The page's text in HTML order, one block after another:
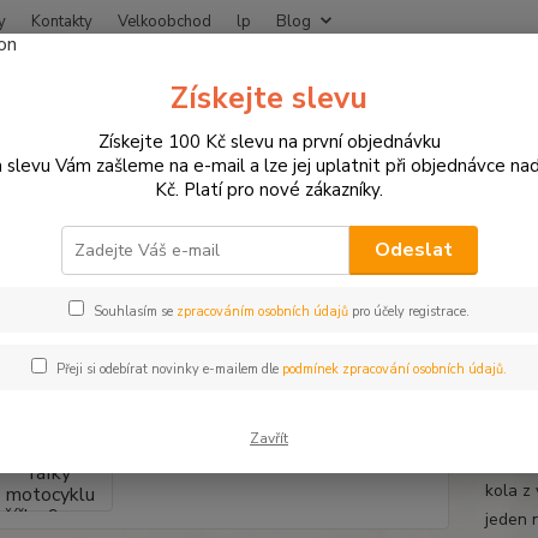
Kontakty Velkoobchod lp Blog
Hledat
Motodoplňky a příslušenství Proužky na ráfky Proužky na ráfky
na ráfky motocyklu šířka
kola z
jeden
Získejte slevu
Získejte 100 Kč slevu na první objednávku
slevu Vám zašleme na e-mail a lze jej uplatnit při objednávce
Kč. Platí pro nové zákazníky.
Odeslat
Souhlasím se zpracováním osobních údajů pro účely registrace.
Přeji si odebírat novinky e-mailem dle podmínek zpracování osobních údajů.
Zavřít